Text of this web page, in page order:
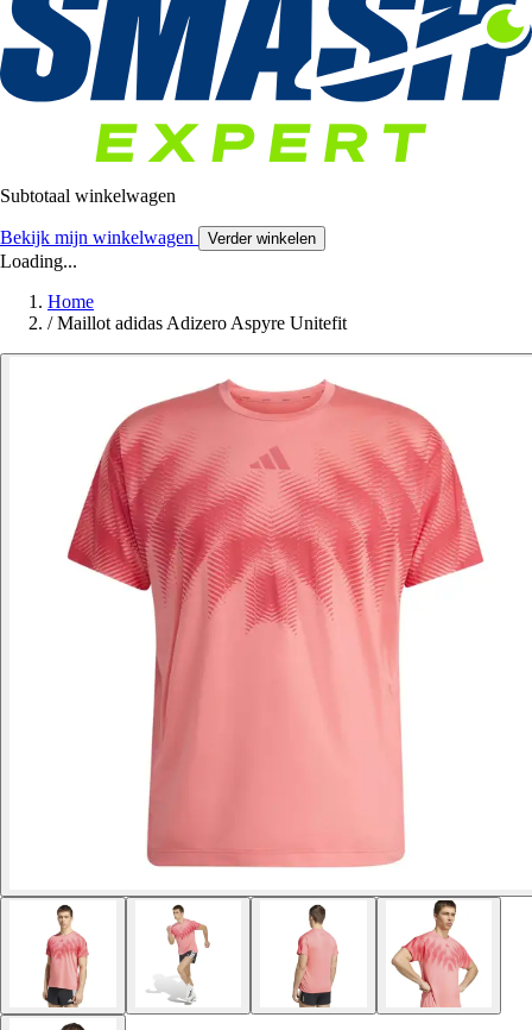
Subtotaal winkelwagen
Bekijk mijn winkelwagen Verder winkelen
Loading...
Home
/ Maillot adidas Adizero Aspyre Unitefit